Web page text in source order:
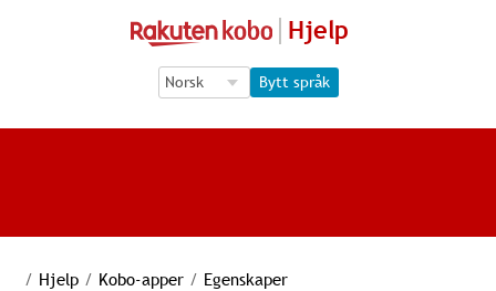
Hjelp
Language Selection
Language Selection
Bytt språk
/ Hjelp / Kobo-apper / Egenskaper